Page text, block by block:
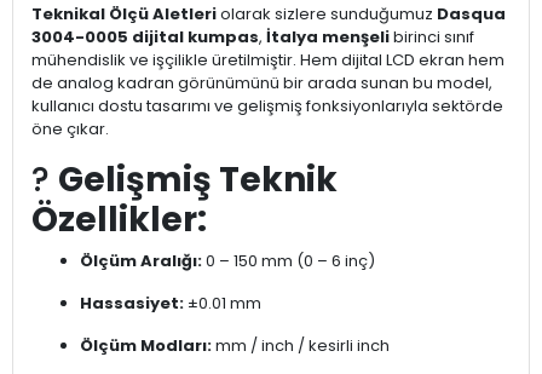
Teknikal Ölçü Aletleriolarak sizlere sunduğumuz Dasqua
3004-0005 dijital kumpas, İtalya menşelibirinci sınıf
mühendislik ve işçilikle üretilmiştir. Hem dijital LCD ekran hem
de analog kadran görünümünü bir arada sunan bu model,
kullanıcı dostu tasarımı ve gelişmiş fonksiyonlarıyla sektörde
öne çıkar.
? Gelişmiş Teknik
Özellikler:
Ölçüm Aralığı:0 – 150 mm (0 – 6 inç)
Hassasiyet: ±0.01 mm
Ölçüm Modları:mm / inch / kesirli inch